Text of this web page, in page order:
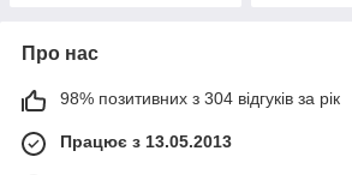
Про нас
98% позитивних з 304 відгуків за рік
Працює з 13.05.2013